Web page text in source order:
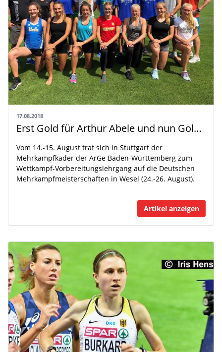
17.08.2018
Erst Gold für Arthur Abele und nun Gold für Baden-Württembergischen Mehrkämpfer?
Vom 14.-15. August traf sich in Stuttgart der
Mehrkampfkader der ArGe Baden-Württemberg zum
Wettkampf-Vorbereitungslehrgang auf die Deutschen
Mehrkampfmeisterschaften in Wesel (24.-26. August).
Artikel anzeigen